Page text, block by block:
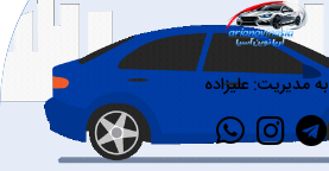
به مدیریت: علیزاده